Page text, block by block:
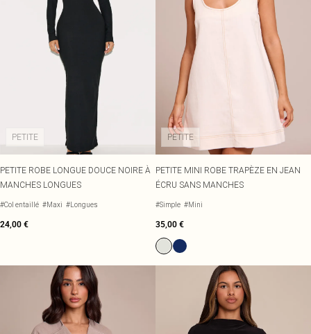
PETITE
PETITE ROBE LONGUE DOUCE NOIRE À
MANCHES LONGUES
#Col entaillé #Maxi #Longues
24,00 €
PETITE
PETITE MINI ROBE TRAPÈZE EN JEAN
ÉCRU SANS MANCHES
#Simple #Mini
35,00 €